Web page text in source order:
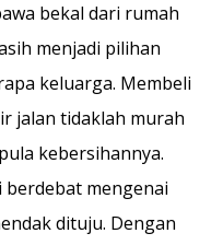
bekal dari rumah
menjadi pilihan
keluarga. Membeli
jalan tidaklah murah
kebersihannya.
mengenai
dituju. Dengan